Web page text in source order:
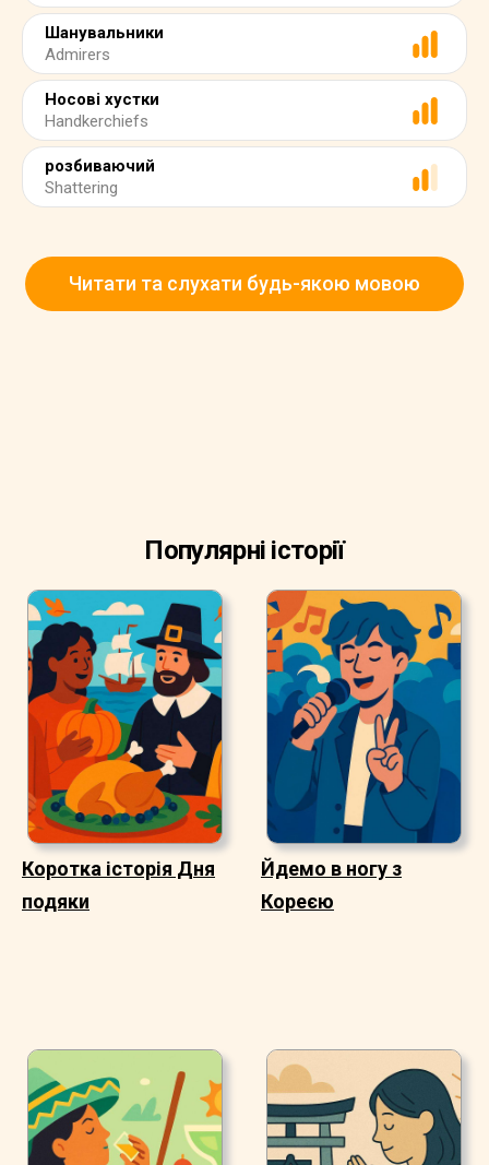
Шанувальники
Admirers
Носові хустки
Handkerchiefs
розбиваючий
Shattering
Читати та слухати будь-якою мовою
Популярні історії
Коротка історія Дня
подяки
Йдемо в ногу з
Кореєю